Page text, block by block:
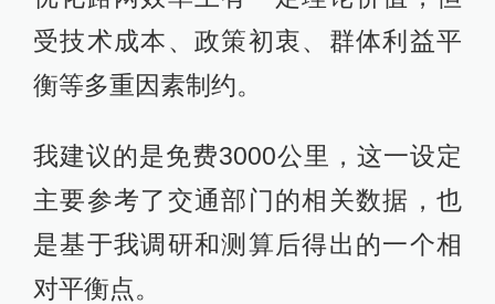
受技术成本、政策初衷、群体利益平
衡等多重因素制约。
我建议的是免费3000公里，这一设定
主要参考了交通部门的相关数据，也
是基于我调研和测算后得出的一个相
对平衡点。